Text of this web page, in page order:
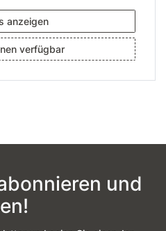
anzeigen
verfügbar
und